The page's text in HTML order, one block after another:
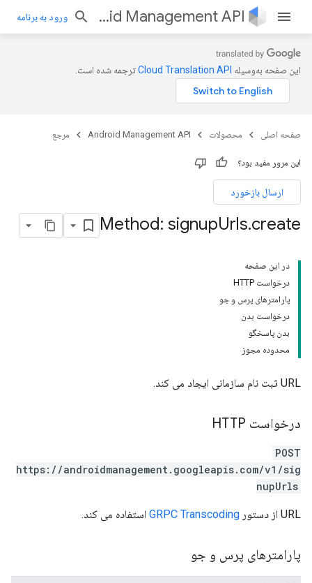
Android Management API ورود به برنامه
این صفحه به‌وسیله ترجمه شده است.
صفحه اصلی محصولات Android Management API مرجع
این مرور مفید بود؟
ارسال بازخورد
Method: signupUrls.create
در این صفحه
درخواست HTTP
پارامترهای پرس و جو
درخواست بدن
بدن پاسخگو
محدوده مجوز
URL ثبت نام سازمانی ایجاد می کند.
درخواست HTTP
POST
https://androidmanagement.googleapis.com/v1/sig
nupUrls
URL از دستور GRPC Transcoding استفاده می کند.
پارامترهای پرس و جو